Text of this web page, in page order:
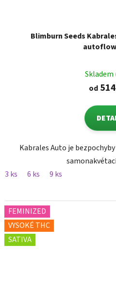
Blimburn Seeds
Skladem
od
Kabrales Auto je
3 ks
6 ks 9 ks
FEMINIZED
VYSOKÉ THC
SATIVA